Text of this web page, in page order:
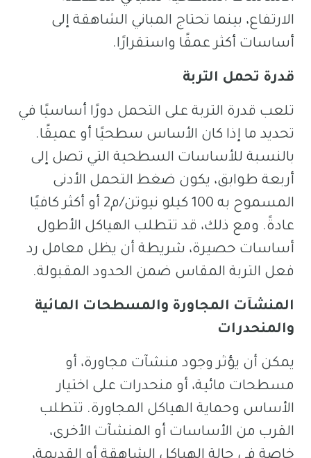
الارتفاع، بينما تحتاج المباني الشاهقة إلى
أساسات أكثر عمقًا واستقرارًا.
قدرة تحمل التربة
تلعب قدرة التربة على التحمل دورًا أساسيًا في
تحديد ما إذا كان الأساس سطحيًا أو عميقًا.
بالنسبة للأساسات السطحية التي تصل إلى
أربعة طوابق، يكون ضغط التحمل الأدنى
المسموح به 100 كيلو نيوتن/م2 أو أكثر كافيًا
عادةً. ومع ذلك، قد تتطلب الهياكل الأطول
أساسات حصيرة، شريطة أن يظل معامل رد
فعل التربة المقاس ضمن الحدود المقبولة.
المنشآت المجاورة والمسطحات المائية
والمنحدرات
يمكن أن يؤثر وجود منشآت مجاورة، أو
مسطحات مائية، أو منحدرات على اختيار
الأساس وحماية الهياكل المجاورة. تتطلب
القرب من الأساسات أو المنشآت الأخرى،